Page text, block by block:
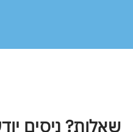
שאלות? ניסים